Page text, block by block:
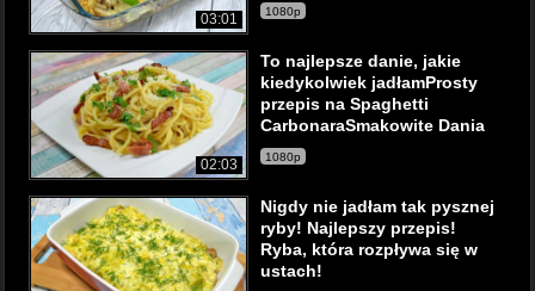
03:01 1080p
02:03
To najlepsze danie, jakie
kiedykolwiek jadłamProsty
przepis na Spaghetti
CarbonaraSmakowite Dania
1080p
Nigdy nie jadłam tak pysznej
ryby! Najlepszy przepis!
Ryba, która rozpływa się w
ustach!